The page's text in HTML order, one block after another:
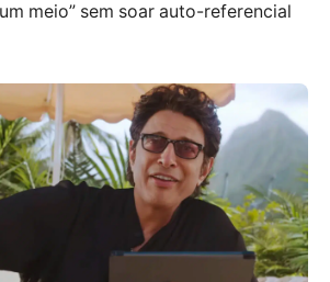
meio” sem soar auto-referencial